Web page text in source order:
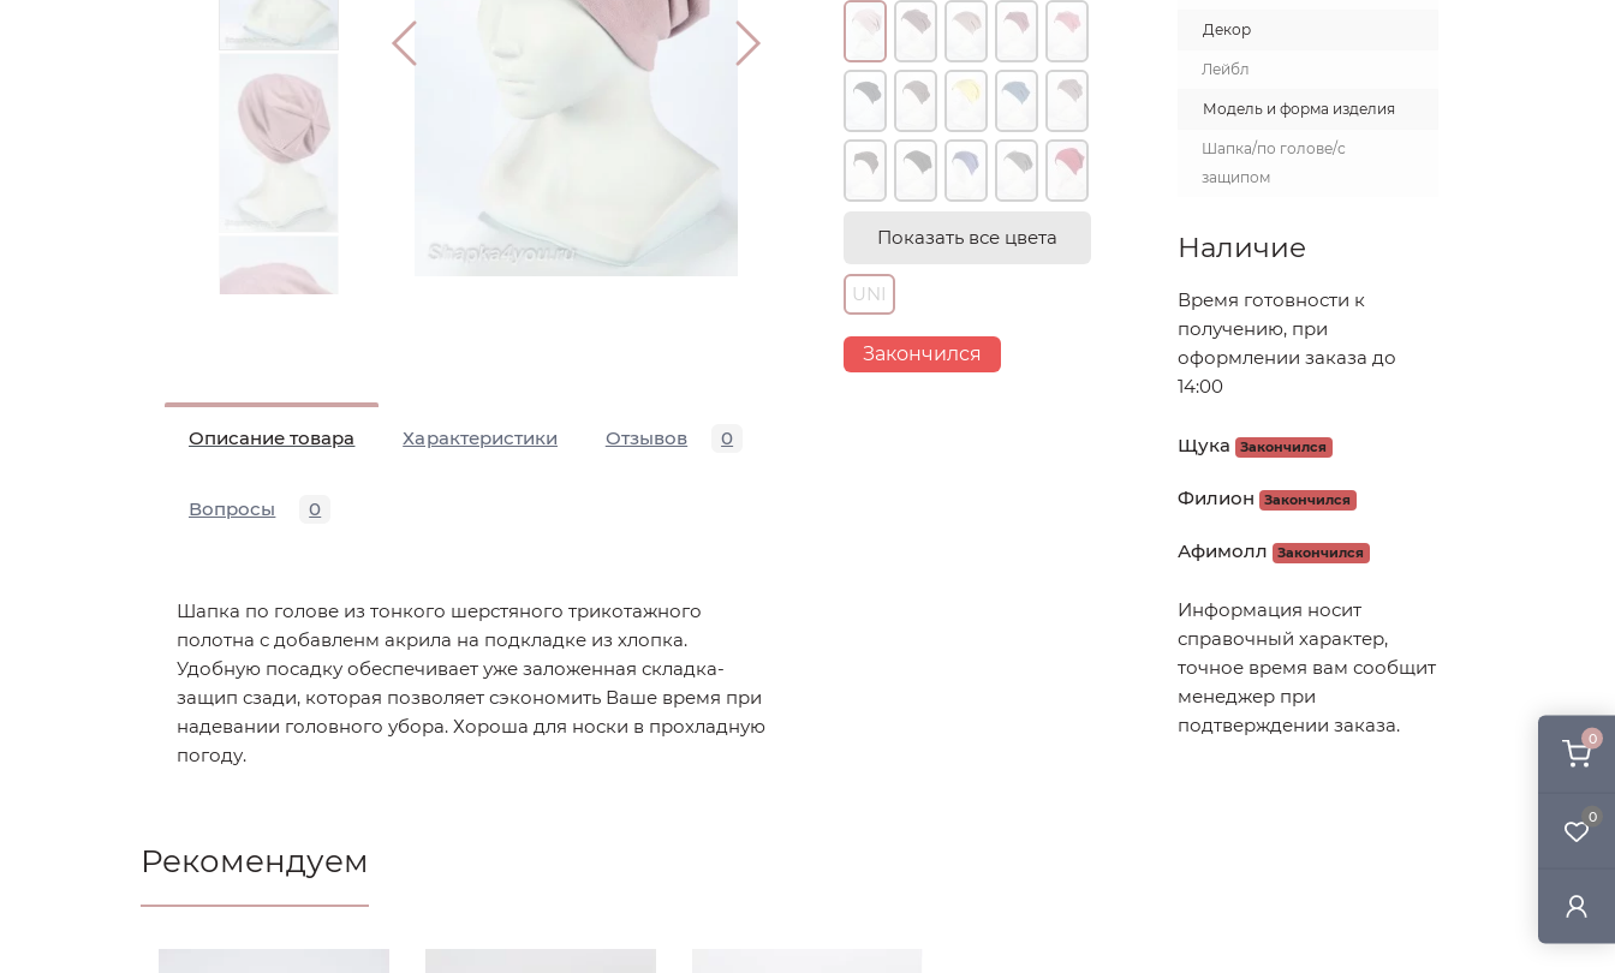
0
0
Описание товара Характеристики Отзывов 0
Вопросы 0
Шапка по голове из тонкого шерстяного трикотажного
полотна с добавленм акрила на подкладке из хлопка.
Удобную посадку обеспечивает уже заложенная складка-
защип сзади, которая позволяет сэкономить Ваше время при
надевании головного убора. Хороша для носки в прохладную
погоду.
Показать все цвета
UNI
Закончился
Декор
Лейбл
Модель и форма изделия
Шапка/по голове/с
защипом
Наличие
Время готовности к
получению, при
оформлении заказа до
14:00
Щука Закончился
Филион Закончился
Афимолл Закончился
Информация носит
справочный характер,
точное время вам сообщит
менеджер при
подтверждении заказа.
Рекомендуем